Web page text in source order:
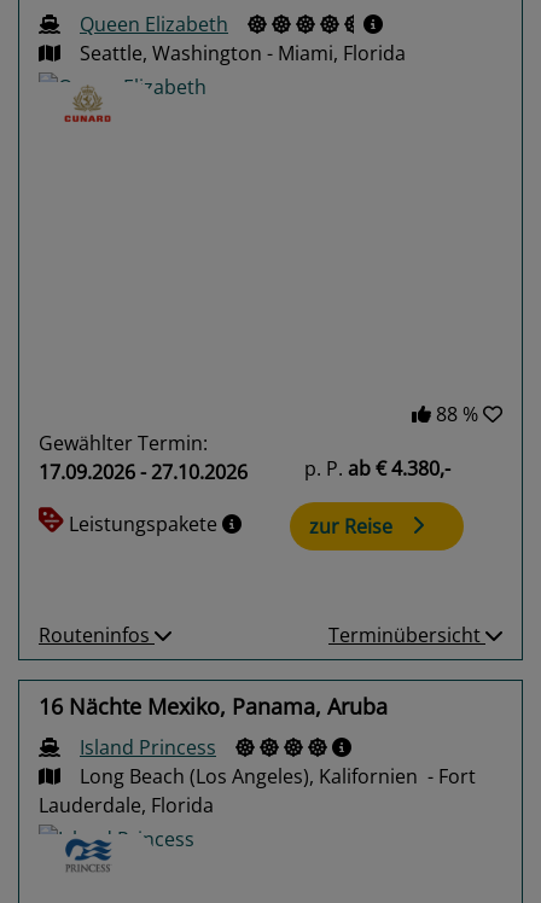
Queen Elizabeth
Seattle, Washington - Miami, Florida
88 %
Gewählter Termin:
17.09.2026 - 27.10.2026
Leistungspakete
p. P. ab€ 4.380,-
zur Reise
Routeninfos Terminübersicht
16 Nächte Mexiko, Panama, Aruba
Island Princess
Long Beach (Los Angeles), Kalifornien - Fort
Lauderdale, Florida